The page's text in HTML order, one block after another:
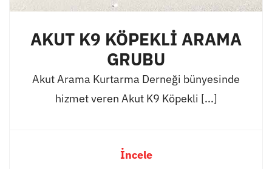
AKUT K9 KÖPEKLİ ARAMA
GRUBU
Akut Arama Kurtarma Derneği bünyesinde
hizmet veren Akut K9 Köpekli [...]
İncele